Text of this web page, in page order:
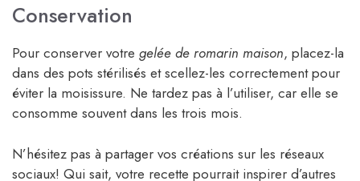
Conservation
Pour conserver votre gelée de romarin maison, placez-la
dans des pots stérilisés et scellez-les correctement pour
éviter la moisissure. Ne tardez pas à l’utiliser, car elle se
consomme souvent dans les trois mois.
N’hésitez pas à partager vos créations sur les réseaux
sociaux! Qui sait, votre recette pourrait inspirer d’autres